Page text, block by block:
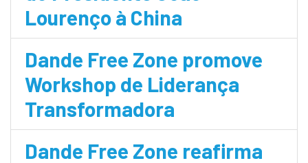
Lourenço à China
Dande Free Zone promove
Workshop de Liderança
Transformadora
Dande Free Zone reafirma